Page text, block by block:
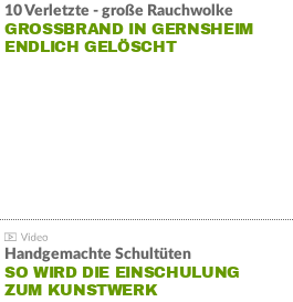
10 Verletzte - große Rauchwolke
GROSSBRAND IN GERNSHEIM E
NDLICH GELÖSCHT
Handgemachte Schultüten
SO WIRD DIE EINSCHULUNG
ZUM KUNSTWERK